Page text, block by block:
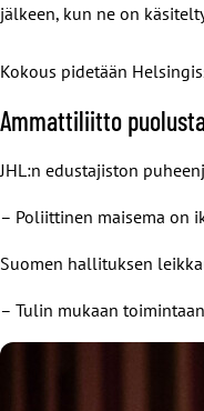
jälkeen, kun ne on
Kokous pidetään
Ammattiliitto
JHL:n edustajiston
– Poliittinen maisema on
Suomen hallituksen
– Tulin mukaan